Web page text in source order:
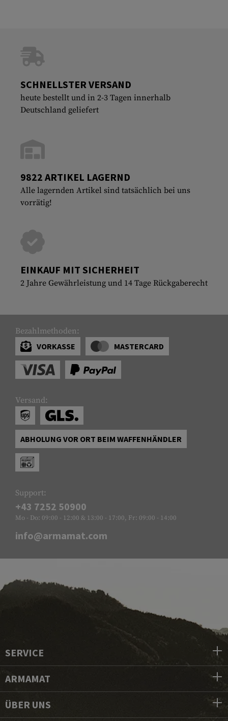
SCHNELLSTER VERSAND
heute bestellt und in 2-3 Tagen innerhalb
Deutschland geliefert
9822 ARTIKEL LAGERND
Alle lagernden Artikel sind tatsächlich bei uns
vorrätig!
EINKAUF MIT SICHERHEIT
2 Jahre Gewährleistung und 14 Tage Rückgaberecht
Bezahlmethoden:
VORKASSE
MASTERCARD
Versand:
ABHOLUNG VOR ORT BEIM WAFFENHÄNDLER
Support:
+43 7252 50900
Mo - Do: 09:00 - 12:00 & 13:00 - 17:00, Fr: 09:00 - 14:00
info@armamat.com
SERVICE
ARMAMAT
ÜBER UNS